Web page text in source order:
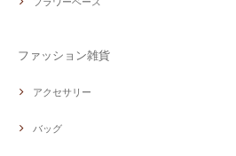
ファッション雑貨
アクセサリー
バッグ